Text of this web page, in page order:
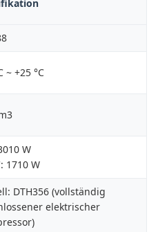
~ +25 °C
W
1710 W
DTH356 (vollständig
elektrischer